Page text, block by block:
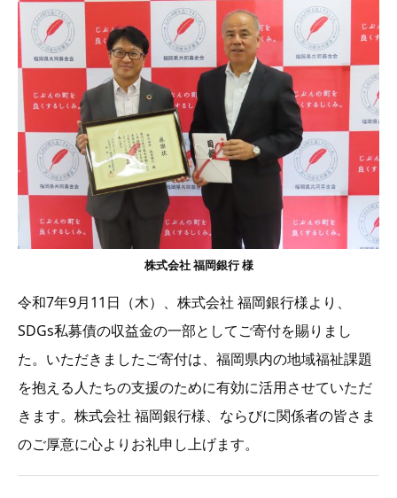
株式会社 福岡銀行 様
令和7年9月11日（木）、株式会社 福岡銀行様より、
SDGs私募債の収益金の一部としてご寄付を賜りまし
た。いただきましたご寄付は、福岡県内の地域福祉課題
を抱える人たちの支援のために有効に活用させていただ
きます。株式会社 福岡銀行様、ならびに関係者の皆さま
のご厚意に心よりお礼申し上げます。